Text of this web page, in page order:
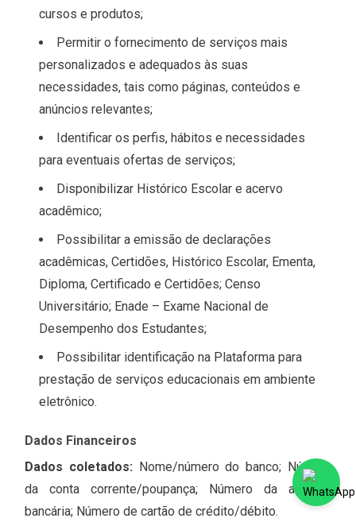
cursos e produtos;
Permitir o fornecimento de serviços mais
personalizados e adequados às suas
necessidades, tais como páginas, conteúdos e
anúncios relevantes;
Identificar os perfis, hábitos e necessidades
para eventuais ofertas de serviços;
Disponibilizar Histórico Escolar e acervo
acadêmico;
Possibilitar a emissão de declarações
acadêmicas, Certidões, Histórico Escolar, Ementa,
Diploma, Certificado e Certidões; Censo
Universitário; Enade – Exame Nacional de
Desempenho dos Estudantes;
Possibilitar identificação na Plataforma para
prestação de serviços educacionais em ambiente
eletrônico.
Dados Financeiros
Dados coletados: Nome/número do banco; Número
da conta corrente/poupança; Número da agência
bancária; Número de cartão de crédito/débito.